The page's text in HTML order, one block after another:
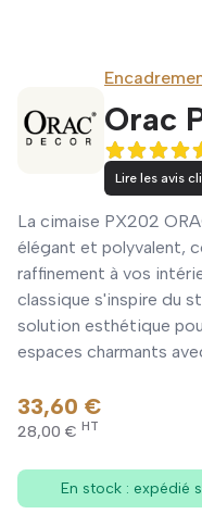
Orac
4,8
Lire les avis
La cimaise PX202
élégant et polyvalent,
raffinement à vos
classique s'inspire du
solution esthétique
espaces charmants
33,60 €
28,00 € HT
En stock : expédié